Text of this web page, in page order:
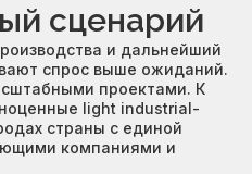
сценарий
и дальнейший
спрос выше ожиданий.
проектами. К
light industrial-
страны с единой
компаниями и